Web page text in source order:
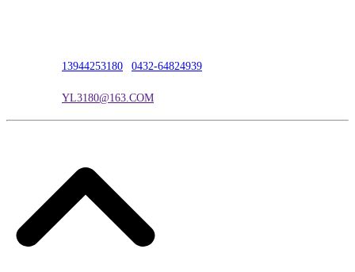
13944253180 0432-64824939
YL3180@163.COM